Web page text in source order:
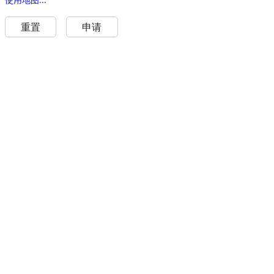
重置 申请